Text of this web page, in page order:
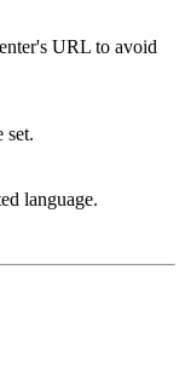
URL to avoid
set.
language.